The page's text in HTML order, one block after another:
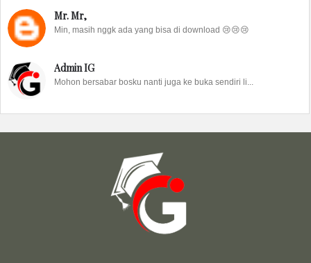
Mr. Mr,
Min, masih nggk ada yang bisa di download 😢😢😢
Admin IG
Mohon bersabar bosku nanti juga ke buka sendiri li...